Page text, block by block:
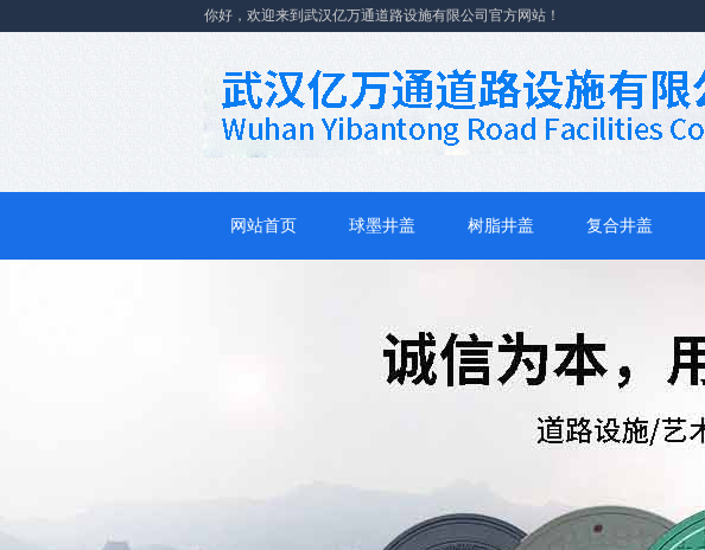
你好，欢迎来到武汉亿万通道路设施有限公司官方网站！
网站首页 球墨井盖 树脂井盖 复合井盖